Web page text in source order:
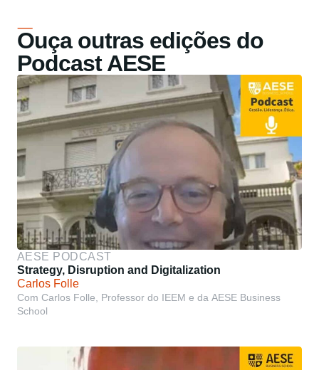
Ouça outras edições do
Podcast AESE
AESE PODCAST
Strategy, Disruption and Digitalization
Carlos Folle
Com Carlos Folle, Professor do IEEM e da AESE Business
School